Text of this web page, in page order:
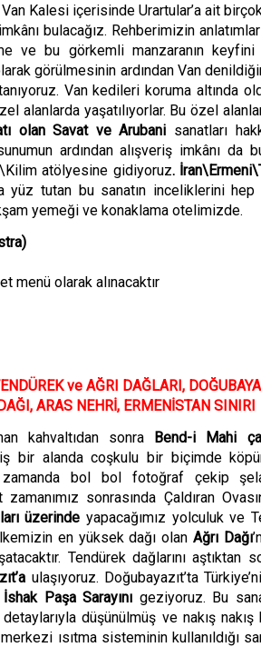
Kalesi içerisinde Urartular’a ait birçok
bulacağız. Rehberimizin
ve bu görkemli manzaranın keyfini
görülmesinin ardından Van
Van kedileri koruma altında
alanlarda yaşatılıyorlar. Bu özel
olan Savat ve Arubani sanatları
ardından alışveriş imkânı da
atölyesine gidiyoruz.
tutan bu sanatın inceliklerini hep
yemeği ve konaklama otelimizde.
menü olarak alınacaktır
ve AĞRI DAĞLARI,
ARAS NEHRİ, ERMENİSTAN SINIRI
kahvaltıdan sonra Bend-i Mahi ç
bir alanda coşkulu bir biçimde kö
bol bol fotoğraf çekip
sonrasında Çaldıran
üzerinde yapacağımız yolculuk ve
en yüksek dağı olan Ağrı Dağı
Tendürek dağlarını aştıktan
ulaşıyoruz. Doğubayazıt’ta
İshak Paşa Sarayını geziyoruz. Bu
düşünülmüş ve nakış
ısıtma sisteminin kullanıldığı